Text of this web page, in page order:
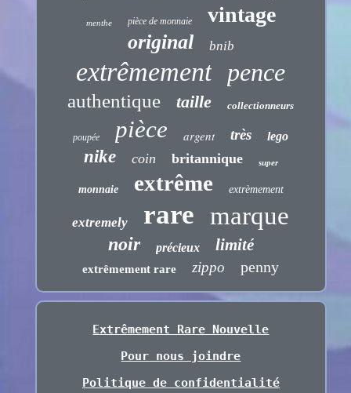
menthe pièce de monnaie vintage
original bnib
extrêmement pence
authentique taille collectionneurs
poupée pièce argent très lego
nike coin britannique super
monnaie extrême extrèmement
extremely rare marque
noir précieux limité
extrêmement rare zippo penny
Extrêmement Rare Nouvelle
Pour nous joindre
Politique de confidentialité